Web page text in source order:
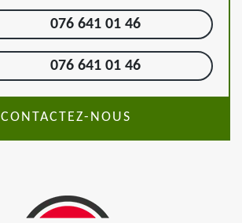
076 641 01 46
076 641 01 46
CONTACTEZ-NOUS